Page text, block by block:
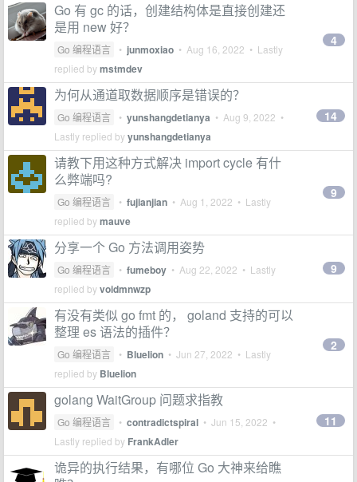
Go 有 gc 的话，创建结构体是直接创建还
是用 new 好？
Go 编程语言 • junmoxiao • Aug 16, 2022 • Lastly
replied bymstmdev
4
为何从通道取数据顺序是错误的？
Go 编程语言 • yunshangdetianya • Aug 9, 2022 •
Lastly replied byyunshangdetianya
14
请教下用这种方式解决 import cycle 有什
么弊端吗?
Go 编程语言 • fujianjian • Aug 1, 2022 • Lastly
replied bymauve
9
分享一个 Go 方法调用姿势
Go 编程语言 • fumeboy • Aug 22, 2022 • Lastly
replied byvoidmnwzp
9
有没有类似 go fmt 的， goland 支持的可以
整理 es 语法的插件？
Go 编程语言 • Bluelion • Jun 27, 2022 • Lastly
replied by Bluelion
2
golang WaitGroup 问题求指教
Go 编程语言 • contradictspiral • Jun 15, 2022 •
Lastly replied by FrankAdler
11
诡异的执行结果，有哪位 Go 大神来给瞧